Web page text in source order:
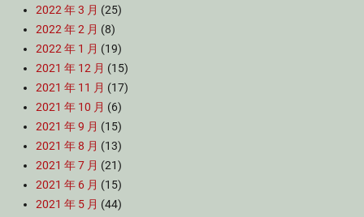
2022 年 3 月 (25)
2022 年 2 月 (8)
2022 年 1 月 (19)
2021 年 12 月 (15)
2021 年 11 月 (17)
2021 年 10 月 (6)
2021 年 9 月 (15)
2021 年 8 月 (13)
2021 年 7 月 (21)
2021 年 6 月 (15)
2021 年 5 月 (44)